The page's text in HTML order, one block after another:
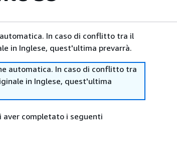
In caso di conflitto tra il
in Inglese, quest'ultima prevarrà.
automatica. In caso di conflitto tra
in Inglese, quest'ultima
aver completato i seguenti